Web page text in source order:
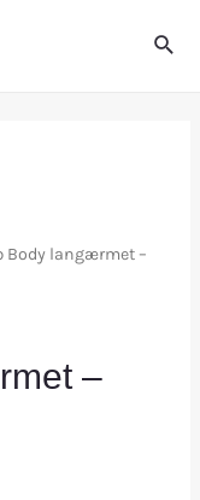
langærmet –
–